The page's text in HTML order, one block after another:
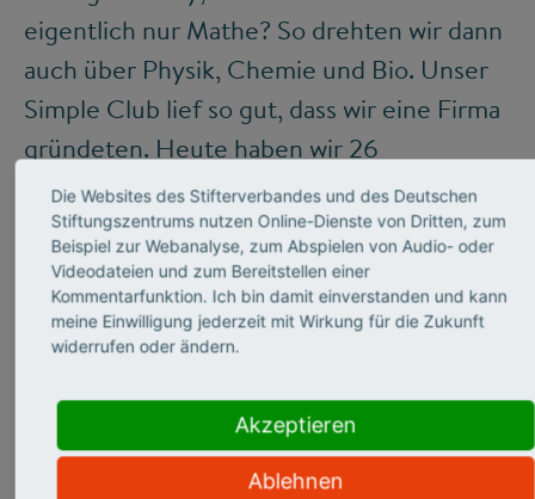
eigentlich nur Mathe? So drehten wir dann
auch über Physik, Chemie und Bio. Unser
Simple Club lief so gut, dass wir eine Firma
gründeten. Heute haben wir 26
Mitarbeiter, die Videos gibt es inzwischen
zu allen Schulfächern. Wenn es während
der Prüfungszeiten richtig hochhergeht,
schauen jeden Monat 600.000 Schüler
unsere Filme. Von der siebenten Klasse bis
jetzt nehmen wir noch einen Kanal für
Studierende dazu – erst einmal für die
Die Websites des Stifterverbandes und des Deutschen
Stiftungszentrums nutzen Online-Dienste von Dritten, zum
Beispiel zur Webanalyse, zum Abspielen von Audio- oder
Videodateien und zum Bereitstellen einer
Kommentarfunktion. Ich bin damit einverstanden und kann
meine Einwilligung jederzeit mit Wirkung für die Zukunft
widerrufen oder ändern.
Akzeptieren
Ablehnen